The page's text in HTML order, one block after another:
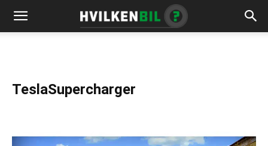
TeslaSupercharger